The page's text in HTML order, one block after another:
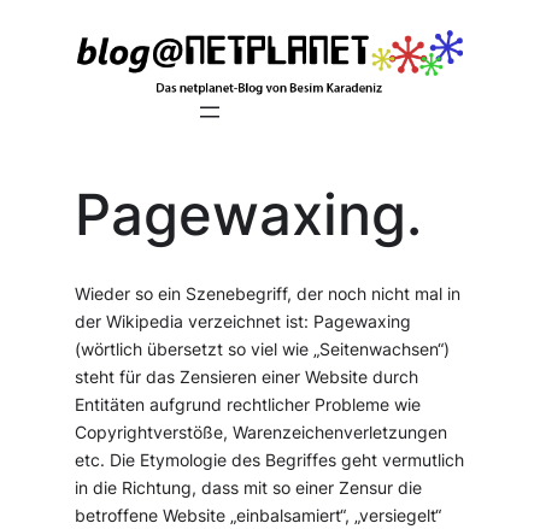
Pagewaxing.
Wieder so ein Szenebegriff, der noch nicht mal in
der Wikipedia verzeichnet ist: Pagewaxing
(wörtlich übersetzt so viel wie „Seitenwachsen“)
steht für das Zensieren einer Website durch
Entitäten aufgrund rechtlicher Probleme wie
Copyrightverstöße, Warenzeichenverletzungen
etc. Die Etymologie des Begriffes geht vermutlich
in die Richtung, dass mit so einer Zensur die
betroffene Website „einbalsamiert“, „versiegelt“